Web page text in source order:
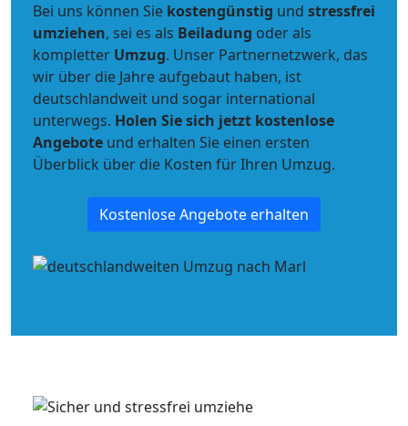
Bei uns können Sie kostengünstig und stressfrei
umziehen, sei es als Beiladung oder als
kompletter Umzug. Unser Partnernetzwerk, das
wir über die Jahre aufgebaut haben, ist
deutschlandweit und sogar international
unterwegs. Holen Sie sich jetzt kostenlose
Angebote und erhalten Sie einen ersten
Überblick über die Kosten für Ihren Umzug.
Kostenlose Angebote erhalten